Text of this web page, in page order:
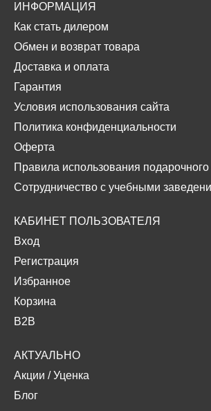
ИНФОРМАЦИЯ
Как стать дилером
Обмен и возврат товара
Доставка и оплата
Гарантия
Условия использования сайта
Политика конфиденциальности
Оферта
Правила использования
Сотрудничество с учебными
КАБИНЕТ ПОЛЬЗОВАТЕЛЯ
Вход
Регистрация
Избранное
Корзина
B2B
АКТУАЛЬНО
Акции /Уценка
Блог